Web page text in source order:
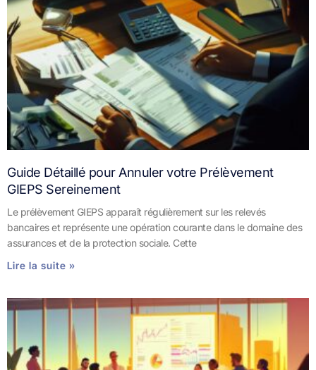
Guide Détaillé pour Annuler votre Prélèvement
GIEPS Sereinement
Le prélèvement GIEPS apparaît régulièrement sur les relevés
bancaires et représente une opération courante dans le domaine des
assurances et de la protection sociale. Cette
Lire la suite »